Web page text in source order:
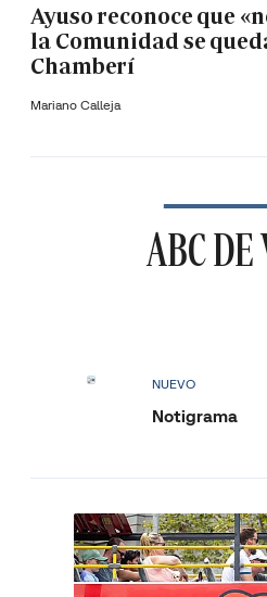
Ayuso reconoce que
la Comunidad se
Chamberí
Mariano Calleja
ABC DE
NUEVO
Notigrama